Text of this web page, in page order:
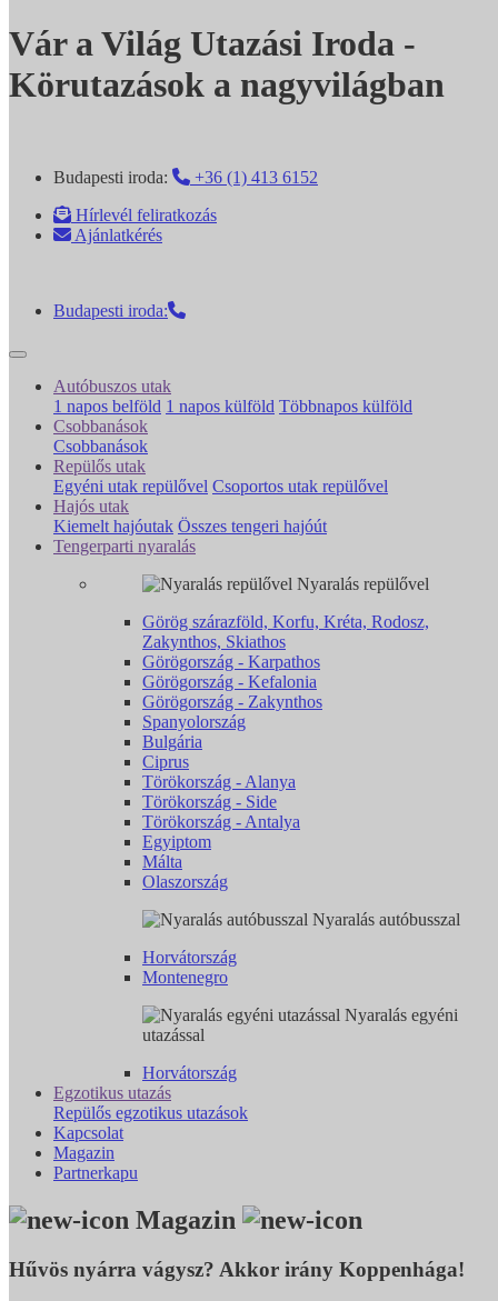
Vár a Világ Utazási Iroda -
Körutazások a nagyvilágban
Budapesti iroda:
+36 (1) 413 6152
Hírlevél feliratkozás
Ajánlatkérés
Budapesti iroda:
Autóbuszos utak
1 napos belföld 1 napos külföld Többnapos külföld
Csobbanások
Csobbanások
Repülős utak
Egyéni utak repülővel Csoportos utak repülővel
Hajós utak
Kiemelt hajóutak Összes tengeri hajóút
Tengerparti nyaralás
Nyaralás repülővel
Görög szárazföld, Korfu, Kréta, Rodosz,
Zakynthos, Skiathos
Görögország - Karpathos
Görögország - Kefalonia
Görögország - Zakynthos
Spanyolország
Bulgária
Ciprus
Törökország - Alanya
Törökország - Side
Törökország - Antalya
Egyiptom
Málta
Olaszország
Nyaralás autóbusszal
Horvátország
Montenegro
Nyaralás egyéni
utazással
Horvátország
Egzotikus utazás
Repülős egzotikus utazások
Kapcsolat
Magazin
Partnerkapu
Magazin
Hűvös nyárra vágysz? Akkor irány Koppenhága!